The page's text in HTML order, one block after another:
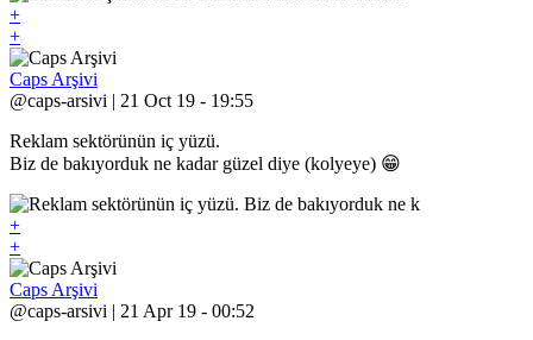
+
+
Caps Arşivi
@caps-arsivi | 21 Oct 19 - 19:55
Reklam sektörünün iç yüzü.
Biz de bakıyorduk ne kadar güzel diye (kolyeye) 😁
+
+
Caps Arşivi
@caps-arsivi | 21 Apr 19 - 00:52